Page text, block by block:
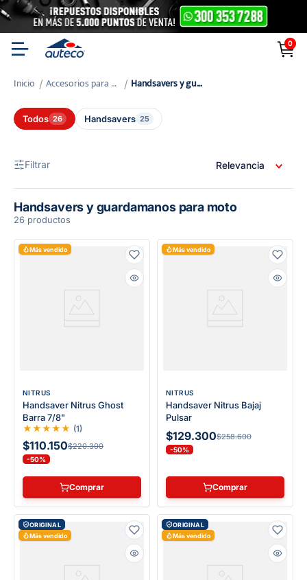
0
Accesorios para Moto handsavers y guardamanos para moto
Todos 26 Handsavers 25
Filtrar Relevancia
Handsavers y guardamanos para moto
26 productos
Más vendido
NITRUS
Handsaver Nitrus Ghost
Barra 7/8"
★★★★★ (1)
$110.150$220.300
-50%
Comprar
Más vendido
NITRUS
Handsaver Nitrus Bajaj
Pulsar
$129.300$258.600
-50%
Comprar
ORIGINAL
Más vendido
ORIGINAL
Más vendido